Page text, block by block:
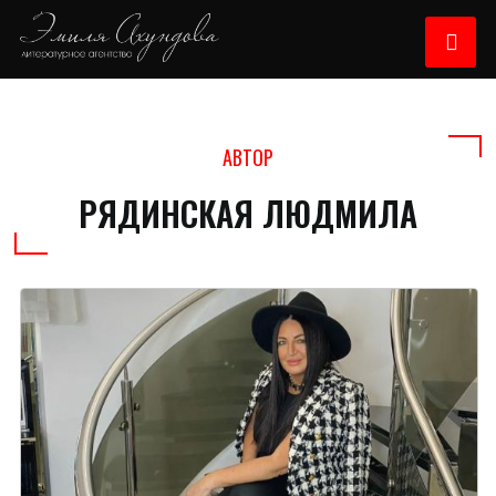
АВТОР
РЯДИНСКАЯ ЛЮДМИЛА